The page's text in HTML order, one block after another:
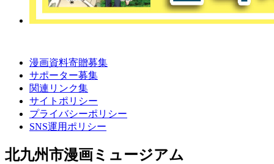
漫画資料寄贈募集
サポーター募集
関連リンク集
サイトポリシー
プライバシーポリシー
SNS運用ポリシー
北九州市漫画ミュージアム